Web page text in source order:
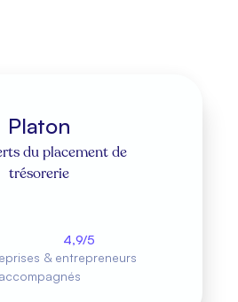
Platon
du placement de
trésorerie
4,9/5
& entrepreneurs
accompagnés